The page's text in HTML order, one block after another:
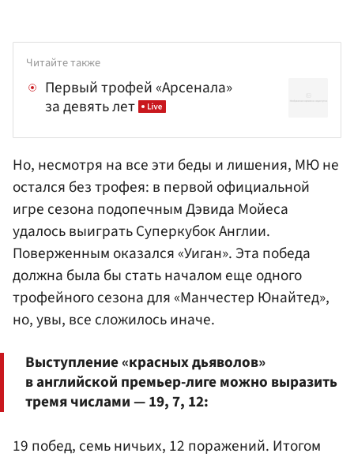
Читайте также
Первый трофей «Арсенала»
за девять лет
Но, несмотря на все эти беды и лишения, МЮ не
остался без трофея: в первой официальной
игре сезона подопечнымДэвида Мойеса
удалось выиграть Суперкубок Англии.
Поверженным оказался «Уиган». Эта победа
должна была бы стать началом еще одного
трофейного сезона для «Манчестер Юнайтед»,
но, увы, все сложилось иначе.
Выступление «красных дьяволов»
в английской премьер-лиге можно выразить
тремя числами — 19, 7, 12:
19 побед, семь ничьих, 12 поражений. Итогом